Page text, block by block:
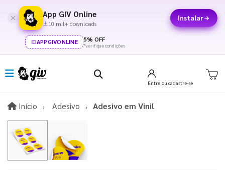
App GIV Online
10 mil+ downloads
Instalar
APPGIVONLINE 5% OFF
*verifique condições
Entre ou cadastre-se
Início InícioAdesivo Adesivo em Vinil